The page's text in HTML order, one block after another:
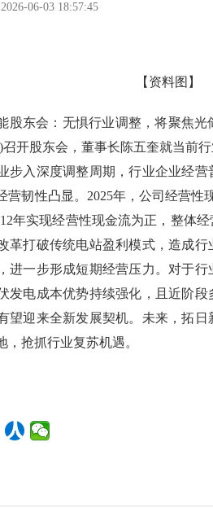
2026-06-03 18:57:45
【资料图】
股东会：无惧行业调整，将聚焦光
召开股东会，董事长陈五奎就当前
步入深度调整周期，行业企业经
营韧性凸显。2025年，公司经营性
年实现经营性现金流为正，整体
革打破传统电站盈利模式，造成
进一步形成短期经营压力。对于行
发电成本优势持续强化，且近阶
望迎来全新发展契机。未来，拓
，抢抓行业复苏机遇。